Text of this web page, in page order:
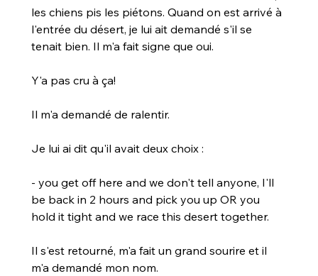
les chiens pis les piétons. Quand on est arrivé à
l'entrée du désert, je lui ait demandé s'il se
tenait bien. Il m'a fait signe que oui.
Y'a pas cru à ça!
Il m'a demandé de ralentir.
Je lui ai dit qu'il avait deux choix :
- you get off here and we don't tell anyone, I'll
be back in 2 hours and pick you up OR you
hold it tight and we race this desert together.
Il s'est retourné, m'a fait un grand sourire et il
m'a demandé mon nom.